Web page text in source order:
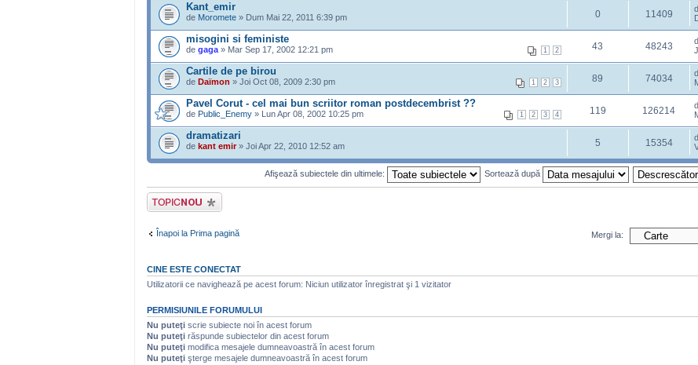
Kant_emir
de Moromete » Dum Mai 22, 2011 6:39 pm 0 11409
misogini si feministe
1 2
de gaga » Mar Sep 17, 2002 12:21 pm 43 48243
Cartile de pe birou
1 2 3
de Daïmon » Joi Oct 08, 2009 2:30 pm 89 74034
Pavel Corut - cel mai bun scriitor roman postdecembrist ??
1 2 3 4
de Public_Enemy » Lun Apr 08, 2002 10:25 pm 119 126214
dramatizari
de kant emir» Joi Apr 22, 2010 12:52 am 5 15354
Afişează subiectele din ultimele: Sortează după
Scrie un subiect
nou
Înapoi la Prima pagină Mergi la:
CINE ESTE CONECTAT
Utilizatorii ce navighează pe acest forum: Niciun utilizator înregistrat şi 1 vizitator
PERMISIUNILE FORUMULUI
Nu puteţi scrie subiecte noi în acest forum
Nu puteţi răspunde subiectelor din acest forum
Nu puteţi modifica mesajele dumneavoastră în acest forum
Nu puteţi şterge mesajele dumneavoastră în acest forum